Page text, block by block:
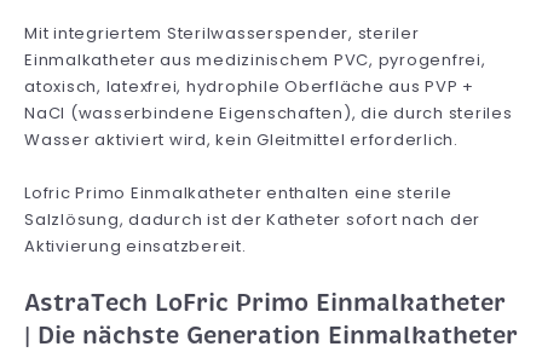
Mit integriertem Sterilwasserspender, steriler
Einmalkatheter aus medizinischem PVC, pyrogenfrei,
atoxisch, latexfrei, hydrophile Oberfläche aus PVP +
NaCl (wasserbindene Eigenschaften), die durch steriles
Wasser aktiviert wird, kein Gleitmittel erforderlich.
Lofric Primo Einmalkatheter enthalten eine sterile
Salzlösung, dadurch ist der Katheter sofort nach der
Aktivierung einsatzbereit.
AstraTech LoFric Primo Einmalkatheter
| Die nächste Generation Einmalkatheter